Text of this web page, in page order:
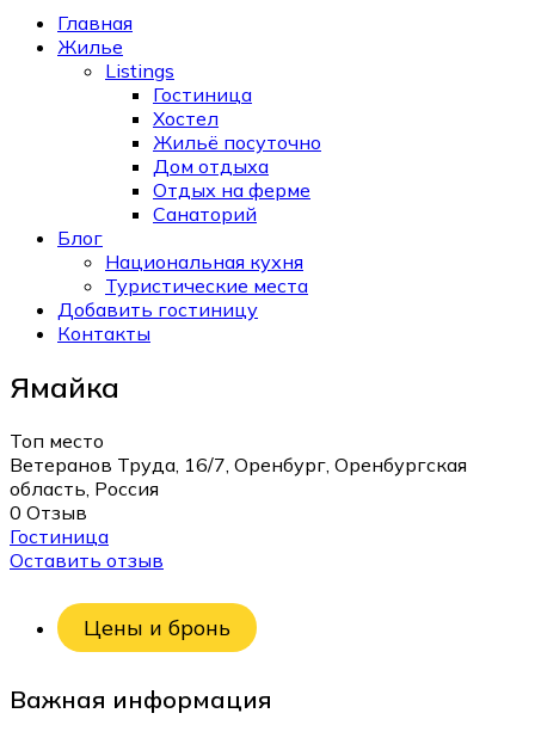
Главная
Жилье
Listings
Гостиница
Хостел
Жильё посуточно
Дом отдыха
Отдых на ферме
Санаторий
Блог
Национальная кухня
Туристические места
Добавить гостиницу
Контакты
Ямайка
Топ место
Ветеранов Труда, 16/7, Оренбург, Оренбургская
область, Россия
0 Отзыв
Гостиница
Оставить отзыв
Цены и бронь
Важная информация